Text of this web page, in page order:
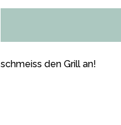
schmeiss den Grill an!